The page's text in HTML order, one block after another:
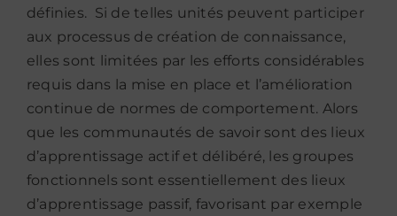
définies. Si de telles unités peuvent participer
aux processus de création de connaissance,
elles sont limitées par les efforts considérables
requis dans la mise en place et l’amélioration
continue de normes de comportement. Alors
que les communautés de savoir sont des lieux
d’apprentissage actif et délibéré, les groupes
fonctionnels sont essentiellement des lieux
d’apprentissage passif, favorisant par exemple